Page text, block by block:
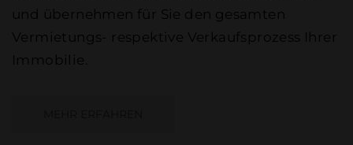
und übernehmen für Sie den gesamten
Vermietungs- respektive Verkaufsprozess Ihrer
Immobilie.